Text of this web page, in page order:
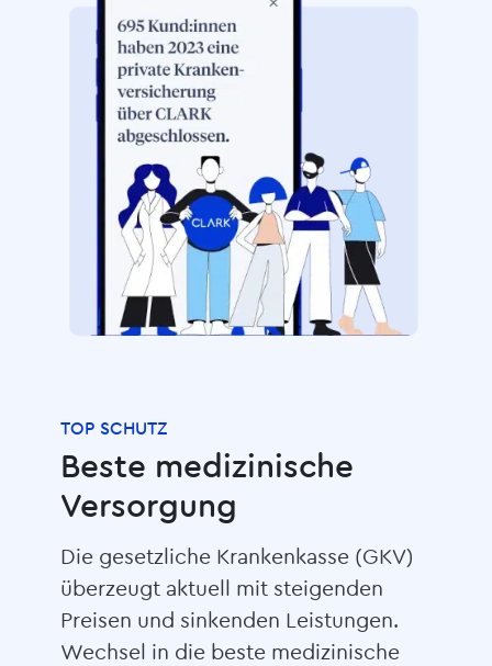
TOP SCHUTZ
Beste medizinische
Versorgung
Die gesetzliche Krankenkasse (GKV)
überzeugt aktuell mit steigenden
Preisen und sinkenden Leistungen.
Wechsel in die beste medizinische